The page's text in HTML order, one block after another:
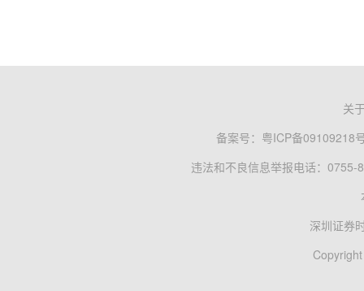
关
备案号： 粤ICP备09109218
违法和不良信息举报电话：0755-
深圳证券